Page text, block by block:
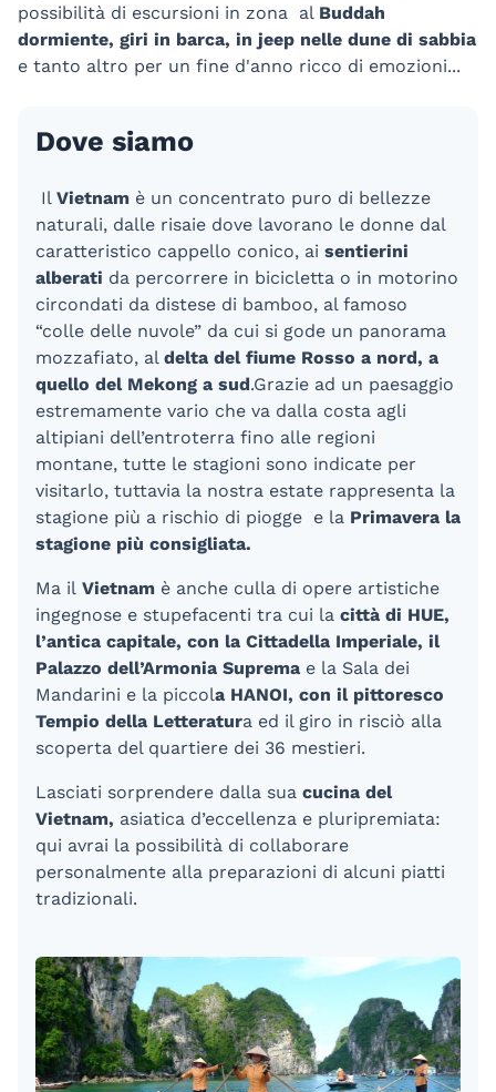
possibilità di escursioni in zona al Buddah
dormiente, giri in barca, in jeep nelle dune di sabbia
e tanto altro per un fine d'anno ricco di emozioni...
Dove siamo
Il Vietnam è un concentrato puro di bellezze
naturali, dalle risaie dove lavorano le donne dal
caratteristico cappello conico, ai sentierini
alberati da percorrere in bicicletta o in motorino
circondati da distese di bamboo, al famoso
“colle delle nuvole” da cui si gode un panorama
mozzafiato, al delta delfiume Rosso a nord, a
quello del Mekong a sud.Grazie ad un paesaggio
estremamente vario che va dalla costa agli
altipiani dell’entroterra fino alle regioni
montane, tutte le stagioni sono indicate per
visitarlo, tuttavia la nostra estate rappresenta la
stagione più a rischio di piogge e la Primavera la
stagione più consigliata.
Ma il Vietnam è anche culla di opere artistiche
ingegnose e stupefacenti tra cui la città di HUE,
l’antica capitale, con la Cittadella Imperiale, il
Palazzo dell’Armonia Suprema e la Sala dei
Mandarini e la piccola HANOI, con il pittoresco
Tempio della Letteratura ed il giro in risciò alla
scoperta del quartiere dei 36 mestieri.
Lasciati sorprendere dalla sua cucina del
Vietnam, asiatica d’eccellenza e pluripremiata:
qui avrai la possibilità di collaborare
personalmente alla preparazioni di alcuni piatti
tradizionali.